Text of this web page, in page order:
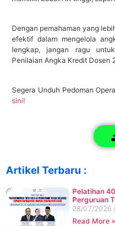
Dengan pemahaman yang
efektif dalam mengelola
lengkap, jangan ragu
Penilaian Angka Kredit Dosen
Segera Unduh Pedoman
sini!
Artikel Terbaru :
Pelatihan
Perguruan
28/07/2026
Read More »